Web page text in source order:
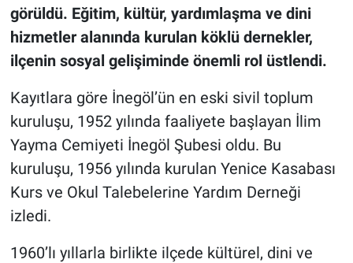
görüldü. Eğitim, kültür, yardımlaşma ve dini
hizmetler alanında kurulan köklü dernekler,
ilçenin sosyal gelişiminde önemli rol üstlendi.
Kayıtlara göre İnegöl’ün en eski sivil toplum
kuruluşu, 1952 yılında faaliyete başlayan İlim
Yayma Cemiyeti İnegöl Şubesi oldu. Bu
kuruluşu, 1956 yılında kurulan Yenice Kasabası
Kurs ve Okul Talebelerine Yardım Derneği
izledi.
1960’lı yıllarla birlikte ilçede kültürel, dini ve